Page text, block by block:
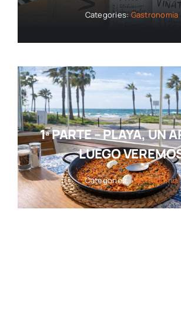
Categories:Gastronomía
1ª PARTE – PLAYA, UN
LUEGO
Categories: Gastronomía